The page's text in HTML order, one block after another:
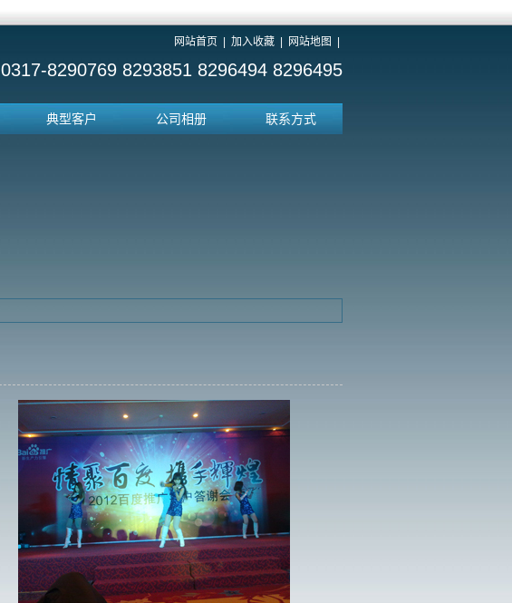
网站首页 加入收藏 网站地图
0317-8290769 8293851 8296494 8296495
联系方式
公司相册
典型客户